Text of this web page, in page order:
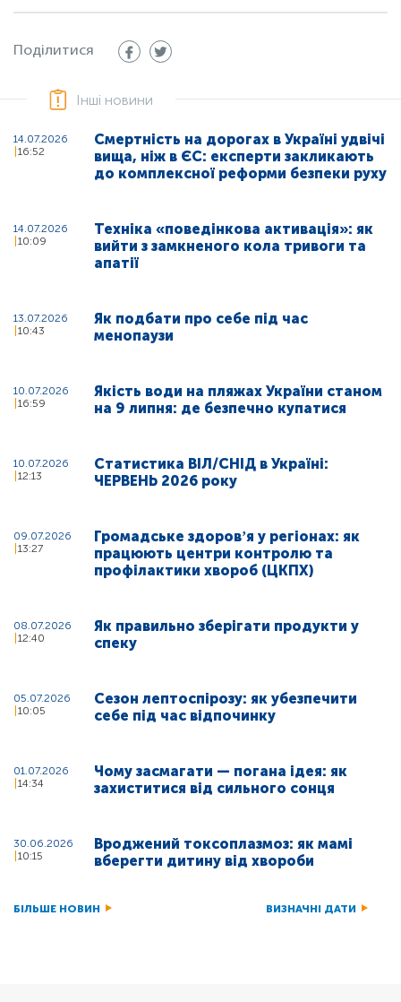
Поділитися
Інші новини
14.07.2026
16:52
Смертність на дорогах в Україні удвічі
вища, ніж в ЄС: експерти закликають
до комплексної реформи безпеки руху
14.07.2026
10:09
Техніка «поведінкова активація»: як
вийти з замкненого кола тривоги та
апатії
13.07.2026
10:43
Як подбати про себе під час
менопаузи
10.07.2026
16:59
Якість води на пляжах України станом
на 9 липня: де безпечно купатися
10.07.2026
12:13
Статистика ВІЛ/СНІД в Україні:
ЧЕРВЕНЬ 2026 року
09.07.2026
13:27
Громадське здоровʼя у регіонах: як
працюють центри контролю та
профілактики хвороб (ЦКПХ)
08.07.2026
12:40
Як правильно зберігати продукти у
спеку
05.07.2026
10:05
Сезон лептоспірозу: як убезпечити
себе під час відпочинку
01.07.2026
14:34
Чому засмагати — погана ідея: як
захиститися від сильного сонця
30.06.2026
10:15
Вроджений токсоплазмоз: як мамі
вберегти дитину від хвороби
БІЛЬШЕ НОВИН ВИЗНАЧНІ ДАТИ